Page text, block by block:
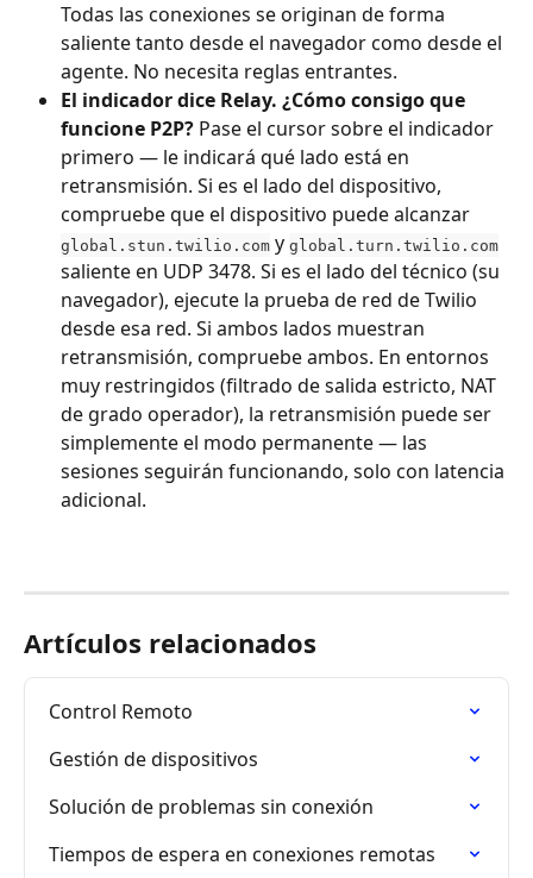
Todas las conexiones se originan de forma
saliente tanto desde el navegador como desde el
agente. No necesita reglas entrantes.
El indicador dice Relay. ¿Cómo consigo que
funcione P2P? Pase el cursor sobre el indicador
primero — le indicará qué lado está en
retransmisión. Si es el lado del dispositivo,
compruebe que el dispositivo puede alcanzar
global.stun.twilio.com y global.turn.twilio.com
saliente en UDP 3478. Si es el lado del técnico (su
navegador), ejecute la prueba de red de Twilio
desde esa red. Si ambos lados muestran
retransmisión, compruebe ambos. En entornos
muy restringidos (filtrado de salida estricto, NAT
de grado operador), la retransmisión puede ser
simplemente el modo permanente — las
sesiones seguirán funcionando, solo con latencia
adicional.
Artículos relacionados
Control Remoto
Gestión de dispositivos
Solución de problemas sin conexión
Tiempos de espera en conexiones remotas